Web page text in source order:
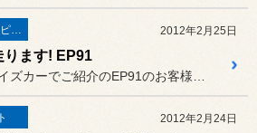
今日のコクピット西部 2012年2月25日
ります! EP91
2012年2月24日